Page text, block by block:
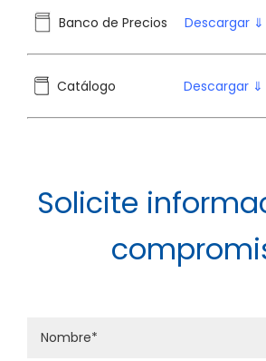
Banco de Precios Descargar ⇓
Catálogo Descargar ⇓
Solicite